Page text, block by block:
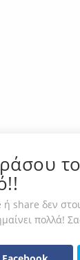
share δεν
πολλά!